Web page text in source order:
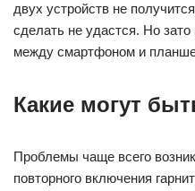
двух устройств не
сделать не удастся. Но
между смартфоном и
Какие могут
Проблемы чаще всего
повторного включения